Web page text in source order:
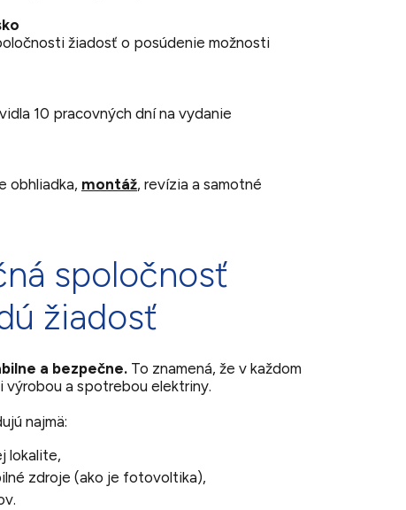
žiadosť o posúdenie možnosti
10 pracovných dní na vydanie
obhliadka, montáž, revízia a samotné
spoločnosť
žiadosť
a bezpečne. To znamená, že v každom
výrobou a spotrebou elektriny.
najmä:
lokalite,
zdroje (ako je fotovoltika),